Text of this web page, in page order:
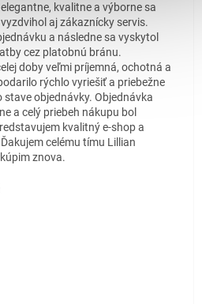
kvalitne a výborne sa
aj zákaznícky servis.
a následne sa vyskytol
cez platobnú bránu.
doby veľmi príjemná, ochotná a
rýchlo vyriešiť a priebežne
objednávky. Objednávka
a celý priebeh nákupu bol
kvalitný e-shop a
celému tímu Lillian
znova.
hviezdičiek.
hviezdičiek.